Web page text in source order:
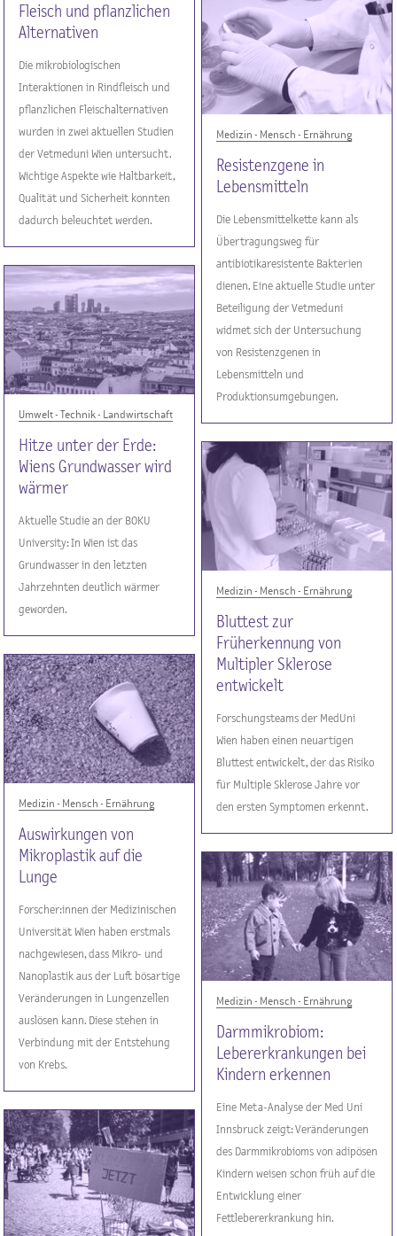
Fleisch und pflanzlichen
Alternativen
Die mikrobiologischen
Interaktionen in Rindfleisch und
pflanzlichen Fleischalternativen
wurden in zwei aktuellen Studien
der Vetmeduni Wien untersucht.
Wichtige Aspekte wie Haltbarkeit,
Qualität und Sicherheit konnten
dadurch beleuchtet werden.
Medizin - Mensch - Ernährung
Resistenzgene in
Lebensmitteln
Die Lebensmittelkette kann als
Übertragungsweg für
antibiotikaresistente Bakterien
dienen. Eine aktuelle Studie unter
Beteiligung der Vetmeduni
widmet sich der Untersuchung
von Resistenzgenen in
Lebensmitteln und
Produktionsumgebungen.
Umwelt - Technik - Landwirtschaft
Hitze unter der Erde:
Wiens Grundwasser wird
wärmer
Aktuelle Studie an der BOKU
University: In Wien ist das
Grundwasser in den letzten
Jahrzehnten deutlich wärmer
geworden.
Medizin - Mensch - Ernährung
Bluttest zur
Früherkennung von
Multipler Sklerose
entwickelt
Forschungsteams der MedUni
Wien haben einen neuartigen
Bluttest entwickelt, der das Risiko
für Multiple Sklerose Jahre vor
den ersten Symptomen erkennt.
Medizin - Mensch - Ernährung
Auswirkungen von
Mikroplastik auf die
Lunge
Forscher:innen der Medizinischen
Universität Wien haben erstmals
nachgewiesen, dass Mikro- und
Nanoplastik aus der Luft bösartige
Veränderungen in Lungenzellen
auslösen kann. Diese stehen in
Verbindung mit der Entstehung
von Krebs.
Medizin - Mensch - Ernährung
Darmmikrobiom:
Lebererkrankungen bei
Kindern erkennen
Eine Meta-Analyse der Med Uni
Innsbruck zeigt: Veränderungen
des Darmmikrobioms von adipösen
Kindern weisen schon früh auf die
Entwicklung einer
Fettlebererkrankung hin.